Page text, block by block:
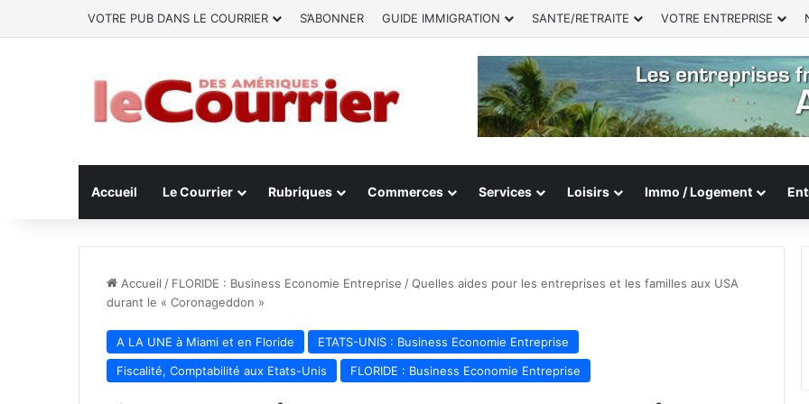
VOTRE PUB DANS LE COURRIER S’ABONNER GUIDE IMMIGRATION SANTE/RETRAITE VOTRE ENTREPRISE
Accueil Le Courrier Rubriques Commerces Services Loisirs Immo / Logement
Accueil / FLORIDE : Business Economie Entreprise /Quelles aides pour les entreprises et les familles aux USA
durant le « Coronageddon »
A LA UNE à Miami et en Floride
ETATS-UNIS : Business Economie Entreprise
Fiscalité, Comptabilité aux Etats-Unis
FLORIDE : Business Economie Entreprise